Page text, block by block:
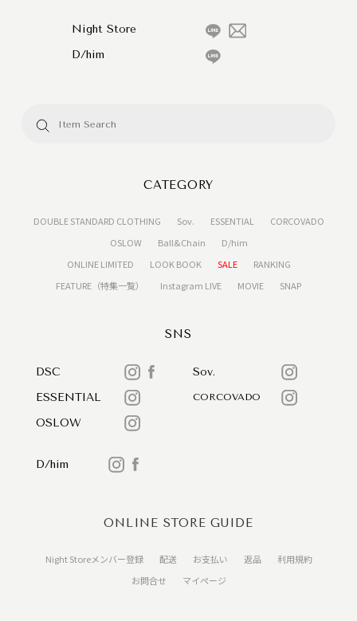
Night Store
D/him
CATEGORY
DOUBLE STANDARD CLOTHING Sov. ESSENTIAL
CORCOVADO
OSLOW
Ball&Chain
D/him
ONLINE LIMITED
LOOK BOOK SALE
RANKING
FEATURE（特集一覧）
Instagram LIVE MOVIE SNAP
SNS
DSC
Sov.
ESSENTIAL
CORCOVADO
OSLOW
D/him
ONLINE STORE GUIDE
Night Storeメンバー登録 配送 お支払い 返品
利用規約
お問合せ
マイページ